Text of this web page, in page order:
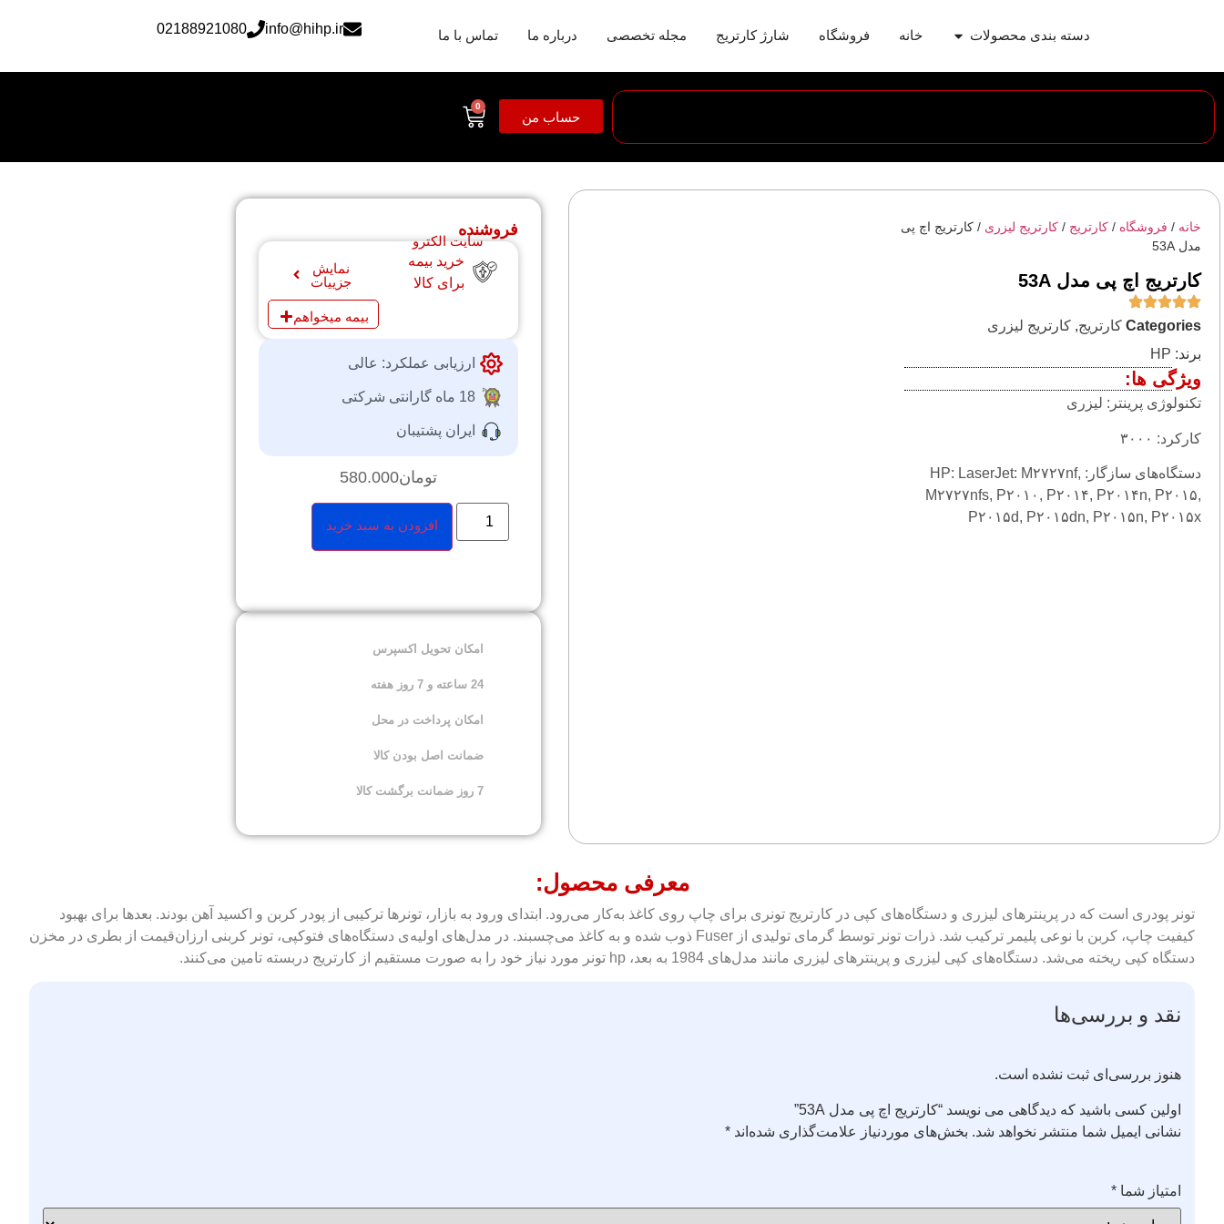
دسته بندی محصولات خانه فروشگاه شارژ کارتریج مجله تخصصی درباره ما تماس با ما info@hihp.ir
02188921080
حساب من
0
فروشنده
سایت الکترو
خرید بیمه
برای کالا
نمایش
جزییات
بیمه میخواهم
ارزیابی عملکرد: عالی
18 ماه گارانتی شرکتی
ایران پشتیبان
تومان580.000
افزودن به سبد خرید
امکان تحویل اکسپرس
24 ساعته و 7 روز هفته
امکان پرداخت در محل
ضمانت اصل بودن کالا
7 روز ضمانت برگشت کالا
خانه / فروشگاه / کارتریج / کارتریج لیزری / کارتریج اچ پی
مدل 53A
کارتریج اچ پی مدل 53A
Categories کارتریج, کارتریج لیزری
برند: HP
ویژگی ها:
تکنولوژی پرینتر: لیزری
کارکرد: ۳۰۰۰
دستگاه‌های سازگار: HP: LaserJet: M۲۷۲۷nf,
M۲۷۲۷nfs, P۲۰۱۰, P۲۰۱۴, P۲۰۱۴n, P۲۰۱۵,
P۲۰۱۵d, P۲۰۱۵dn, P۲۰۱۵n, P۲۰۱۵x
معرفی محصول:
تونر پودری است که در پرینترهای لیزری و دستگاه‌های کپی در کارتریج تونری برای چاپ روی کاغذ به‌کار می‌رود. ابتدای ورود به بازار، تونرها ترکیبی از پودر کربن و اکسید آهن بودند. بعدها برای بهبود
کیفیت چاپ، کربن با نوعی پلیمر ترکیب شد. ذرات تونر توسط گرمای تولیدی از Fuser ذوب شده و به کاغذ می‌چسبند. در مدل‌های اولیه‌ی دستگاه‌های فتوکپی، تونر کربنی ارزان‌قیمت از بطری در مخزن
دستگاه کپی ریخته می‌شد. دستگاه‌های کپی لیزری و پرینترهای لیزری مانند مدل‌های 1984 به بعد، hp تونر مورد نیاز خود را به صورت مستقیم از کارتریج دربسته تامین می‌کنند.
نقد و بررسی‌ها
هنوز بررسی‌ای ثبت نشده است.
اولین کسی باشید که دیدگاهی می نویسد “کارتریج اچ پی مدل 53A”
نشانی ایمیل شما منتشر نخواهد شد. بخش‌های موردنیاز علامت‌گذاری شده‌اند *
امتیاز شما *